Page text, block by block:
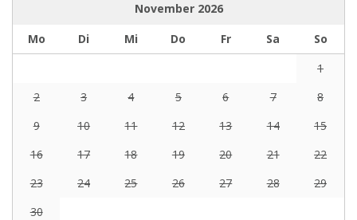
November 2026
Mo
Di Mi Do Fr Sa
So
1
2
3 4 5 6 7
8
9
10 11 12 13 14
15
16
17 18 19 20 21
22
23
24 25 26 27 28
29
30